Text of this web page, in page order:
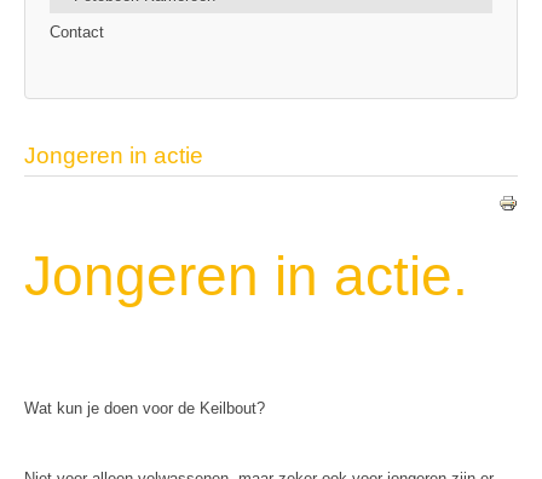
Contact
Jongeren in actie
Jongeren in actie.
Wat kun je doen voor de Keilbout?